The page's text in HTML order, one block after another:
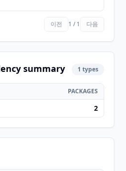
이전 1 / 1 다음
summary 1 types
PACKAGES
2